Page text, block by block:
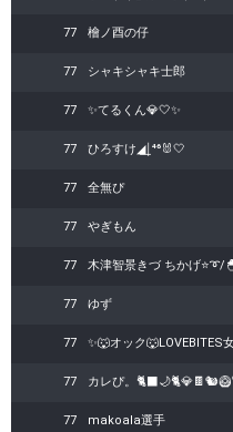
77 檜ノ酉の仔
77 シャキシャキ士郎
77 ✨てるくん💎🤍✨
77 ひろすけ◢͟￨⁴⁶🐰‎🤍
77 全無ぴ
77 やぎもん
77 木津智景きづ ちかげ
77 ゆず
77 ✨🐺オック🐺LOVEBITES
77 カレぴ。
77 makoala選手